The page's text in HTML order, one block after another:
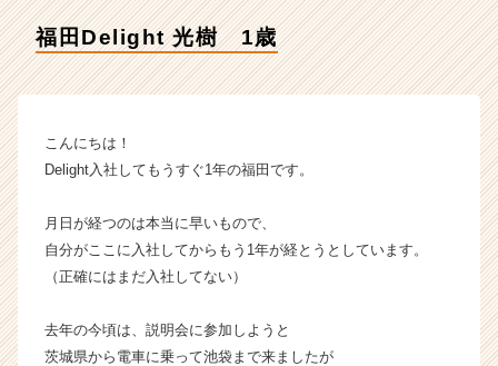
ベ
ン
ャ
長
業
ら
ス
ウ
ト
福田Delight 光樹 1歳
こんにちは！
Delight入社してもうすぐ1年の福田です。
月日が経つのは本当に早いもので、
自分がここに入社してからもう1年が経とうとしています。
（正確にはまだ入社してない）
去年の今頃は、説明会に参加しようと
茨城県から電車に乗って池袋まで来ましたが